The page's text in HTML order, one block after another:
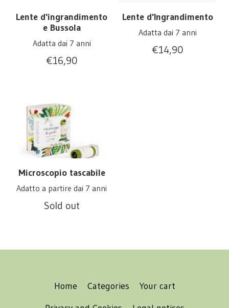
Lente d'ingrandimento
e Bussola
Adatta dai 7 anni
€16,90
Lente d'Ingrandimento
Adatta dai 7 anni
€14,90
Microscopio tascabile
Adatto a partire dai 7 anni
Sold out
Home Categories
Your cart